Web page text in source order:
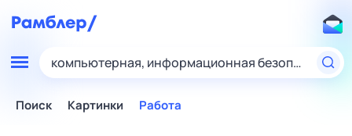
компьютерная, информационная безопасность
Поиск Картинки Работа